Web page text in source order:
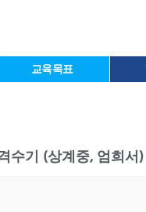
교육목표
수기 (상계중, 엄희서)